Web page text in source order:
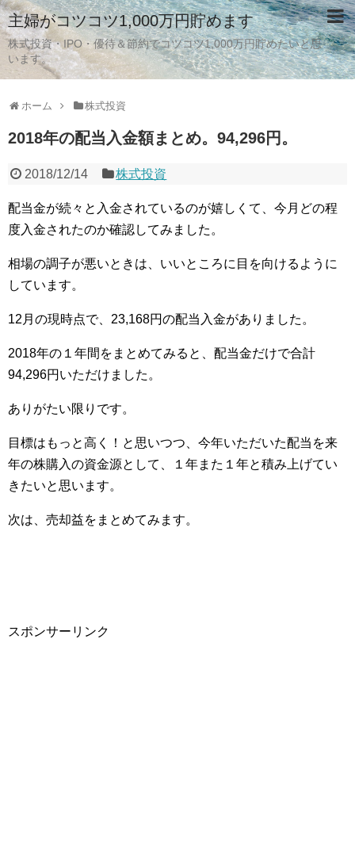
主婦がコツコツ1,000万円貯めます
株式投資・IPO・優待＆節約でコツコツ1,000万円貯めたいと思
います。
ホーム 株式投資
2018年の配当入金額まとめ。94,296円。
2018/12/14 株式投資
配当金が続々と入金されているのが嬉しくて、今月どの程
度入金されたのか確認してみました。
相場の調子が悪いときは、いいところに目を向けるように
しています。
12月の現時点で、23,168円の配当入金がありました。
2018年の１年間をまとめてみると、配当金だけで合計
94,296円いただけました。
ありがたい限りです。
目標はもっと高く！と思いつつ、今年いただいた配当を来
年の株購入の資金源として、１年また１年と積み上げてい
きたいと思います。
次は、売却益をまとめてみます。
スポンサーリンク